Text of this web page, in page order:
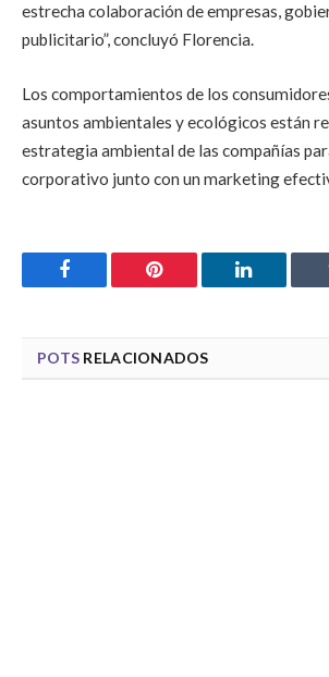
estrecha colaboración de empresas,
publicitario”, concluyó Florencia.
Los comportamientos de los
asuntos ambientales y ecológicos están
estrategia ambiental de las compañías
corporativo junto con un marketing
Facebook Pinterest LinkedIn
POTS RELACIONADOS